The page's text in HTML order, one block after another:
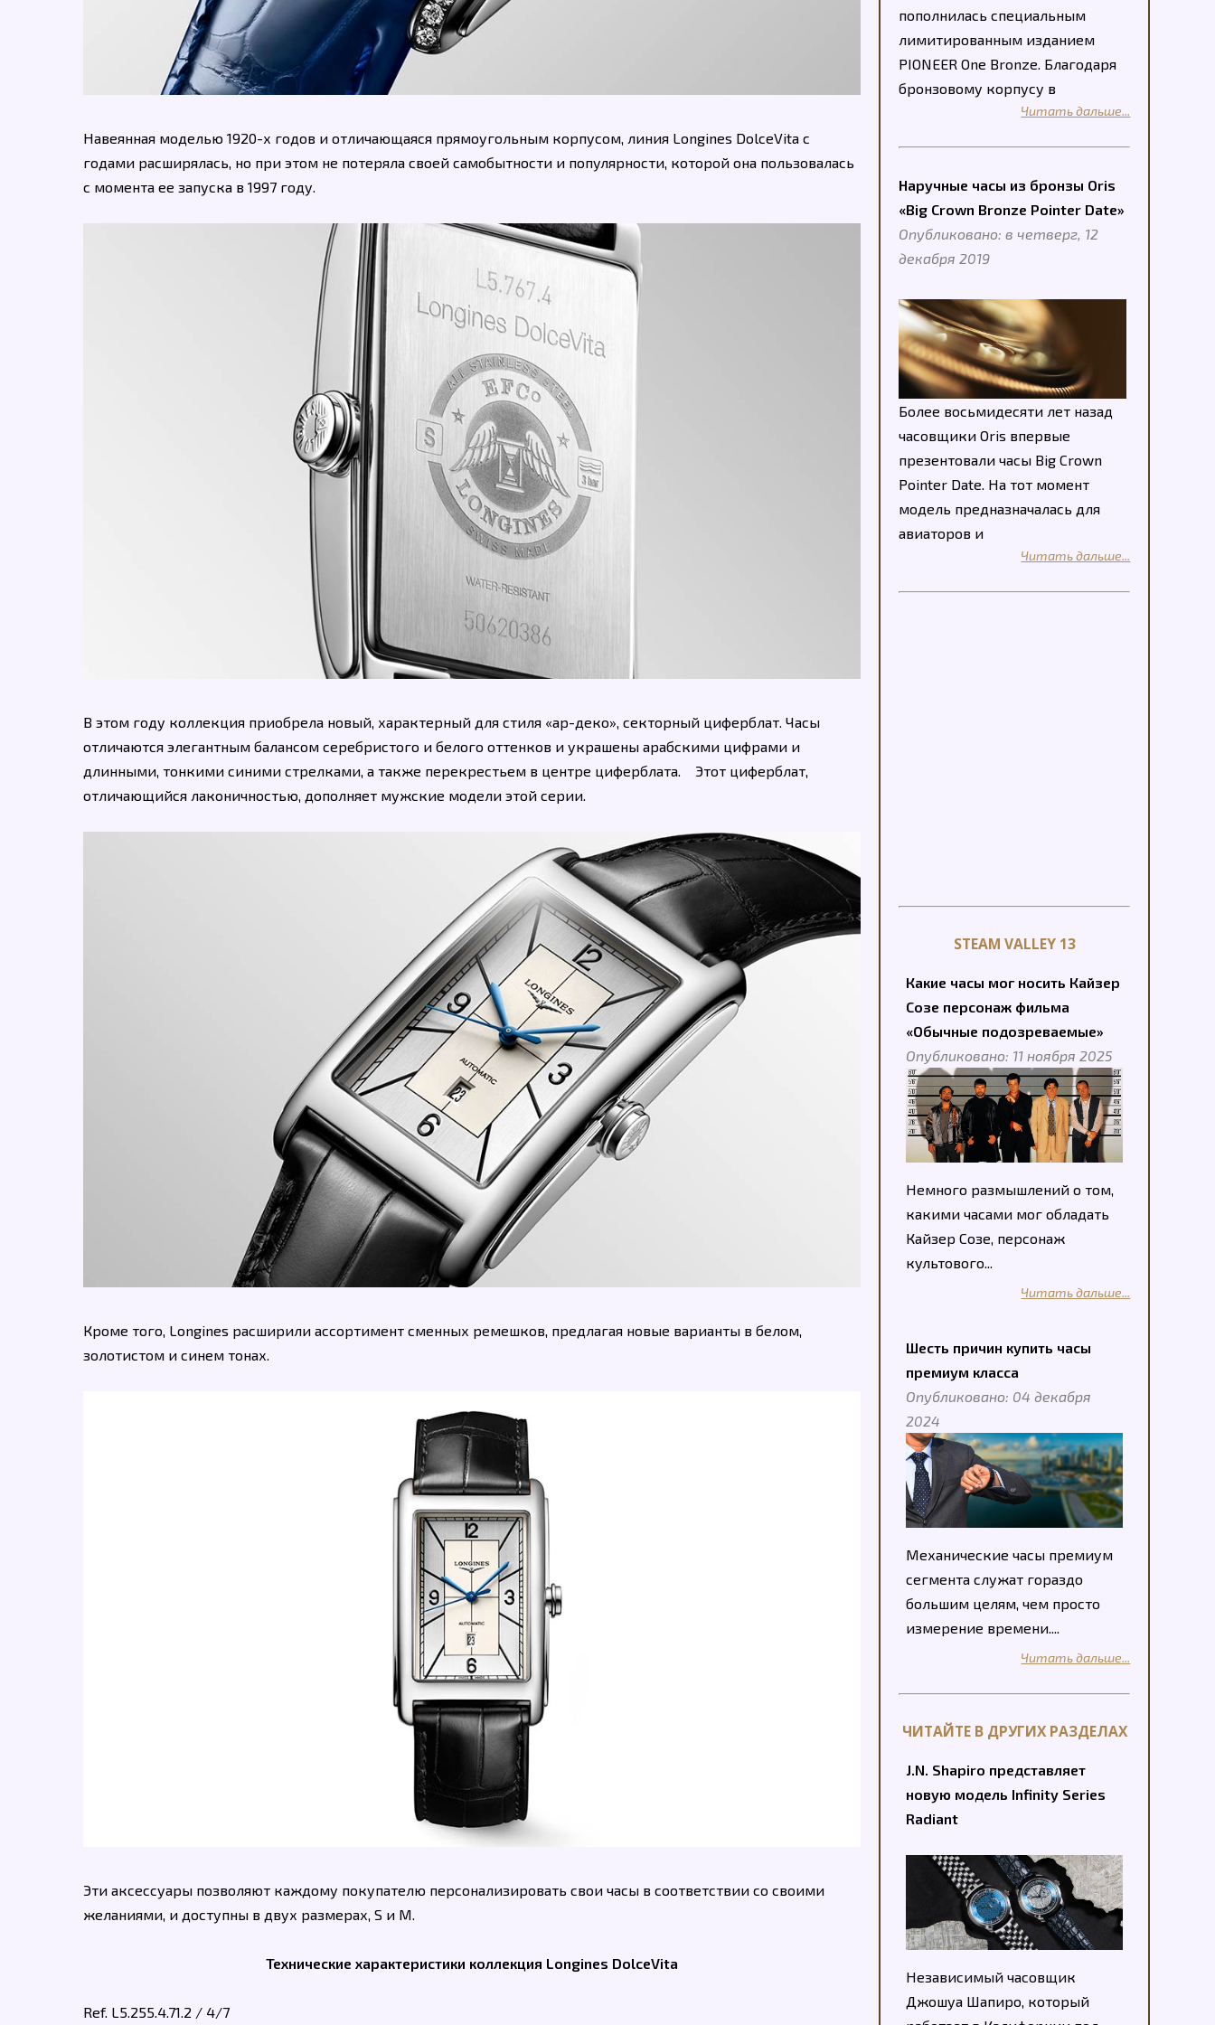
Навеянная моделью 1920-х годов и отличающаяся прямоугольным корпусом, линия Longines DolceVita с
годами расширялась, но при этом не потеряла своей самобытности и популярности, которой она пользовалась
с момента ее запуска в 1997 году.
В этом году коллекция приобрела новый, характерный для стиля «ар-деко», секторный циферблат. Часы
отличаются элегантным балансом серебристого и белого оттенков и украшены арабскими цифрами и
длинными, тонкими синими стрелками, а также перекрестьем в центре циферблата. Этот циферблат,
отличающийся лаконичностью, дополняет мужские модели этой серии.
Кроме того, Longines расширили ассортимент сменных ремешков, предлагая новые варианты в белом,
золотистом и синем тонах.
Эти аксессуары позволяют каждому покупателю персонализировать свои часы в соответствии со своими
желаниями, и доступны в двух размерах, S и M.
Технические характеристики коллекция Longines DolceVita
Ref. L5.255.4.71.2 / 4/7
пополнилась специальным
лимитированным изданием
PIONEER One Bronze. Благодаря
бронзовому корпусу в
Читать дальше...
Наручные часы из бронзы Oris
«Big Crown Bronze Pointer Date»
Опубликовано: в четверг, 12
декабря 2019
Более восьмидесяти лет назад
часовщики Oris впервые
презентовали часы Big Crown
Pointer Date. На тот момент
модель предназначалась для
авиаторов и
Читать дальше...
STEAM VALLEY 13
Какие часы мог носить Кайзер
Созе персонаж фильма
«Обычные подозреваемые»
Опубликовано: 11 ноября 2025
Немного размышлений о том,
какими часами мог обладать
Кайзер Созе, персонаж
культового...
Читать дальше...
Шесть причин купить часы
премиум класса
Опубликовано: 04 декабря
2024
Механические часы премиум
сегмента служат гораздо
большим целям, чем просто
измерение времени....
Читать дальше...
ЧИТАЙТЕ В ДРУГИХ РАЗДЕЛАХ
J.N. Shapiro представляет
новую модель Infinity Series
Radiant
Независимый часовщик
Джошуа Шапиро, который